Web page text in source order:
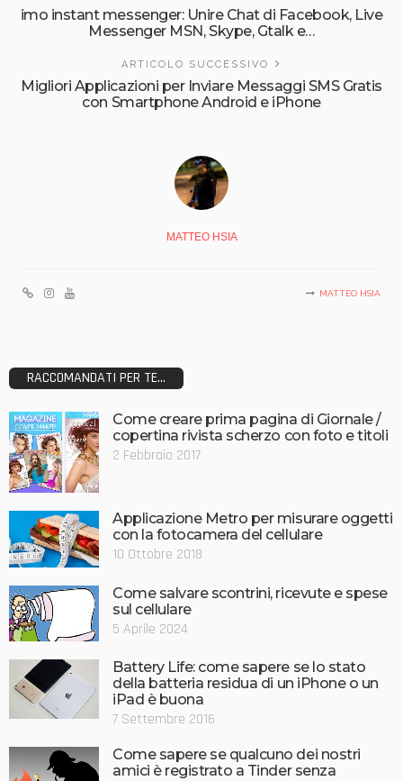
imo instant messenger: Unire Chat di Facebook, Live
Messenger MSN, Skype, Gtalk e…
ARTICOLO SUCCESSIVO
Migliori Applicazioni per Inviare Messaggi SMS Gratis
con Smartphone Android e iPhone
MATTEO HSIA
MATTEO HSIA
RACCOMANDATI PER TE...
Come creare prima pagina di Giornale /
copertina rivista scherzo con foto e titoli
2 Febbraio 2017
Applicazione Metro per misurare oggetti
con la fotocamera del cellulare
10 Ottobre 2018
Come salvare scontrini, ricevute e spese
sul cellulare
5 Aprile 2024
Battery Life: come sapere se lo stato
della batteria residua di un iPhone o un
iPad è buona
7 Settembre 2016
Come sapere se qualcuno dei nostri
amici è registrato a Tinder senza